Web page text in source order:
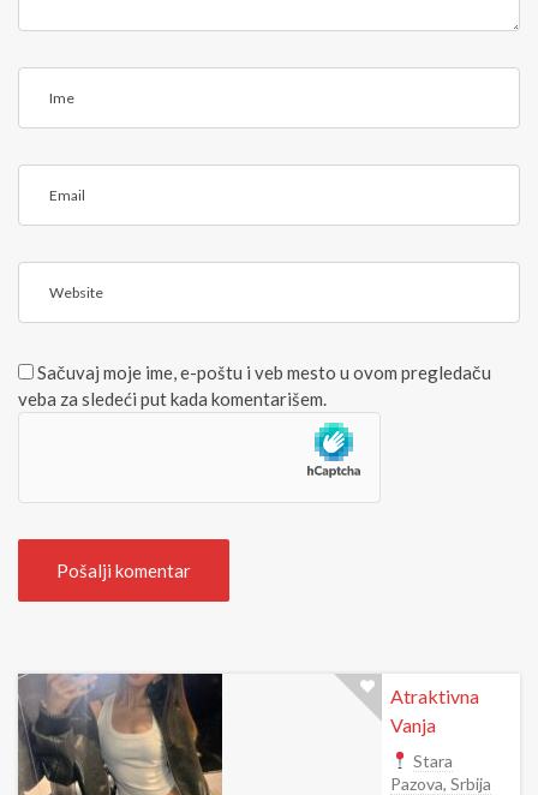
m
n
b
>
e
a
b
i
t
Sačuvaj moje ime, e-poštu i veb mesto u ovom pregledaču
veba za sledeći put kada komentarišem.
Atraktivna
Vanja
Stara
Pazova, Srbija